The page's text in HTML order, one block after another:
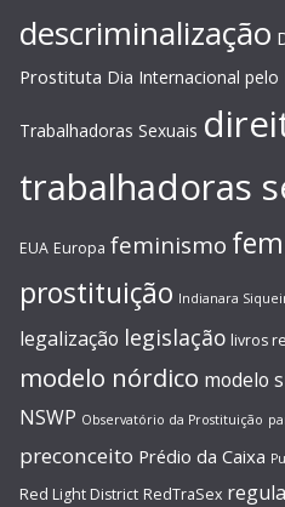
descriminalização
Prostituta Dia Internacional pelo
Trabalhadoras Sexuais
trabalhadoras
EUA Europa feminismo
prostituição Indianara
legalização legislação livros
modelo nórdico modelo
NSWP Observatório da Prostituição
preconceito Prédio da Caixa
Red Light District RedTraSex